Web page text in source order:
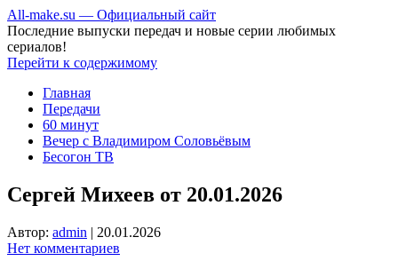
All-make.su — Официальный сайт
Последние выпуски передач и новые серии любимых
сериалов!
Перейти к содержимому
Главная
Передачи
60 минут
Вечер с Владимиром Соловьёвым
Бесогон ТВ
Сергей Михеев от 20.01.2026
Автор: admin | 20.01.2026
Нет комментариев